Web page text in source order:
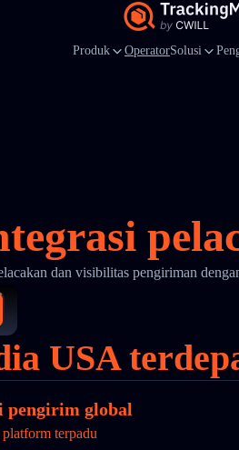
Produk OperatorSolusi
dan visibilitas pengiriman
USA
pengirim global
terpadu